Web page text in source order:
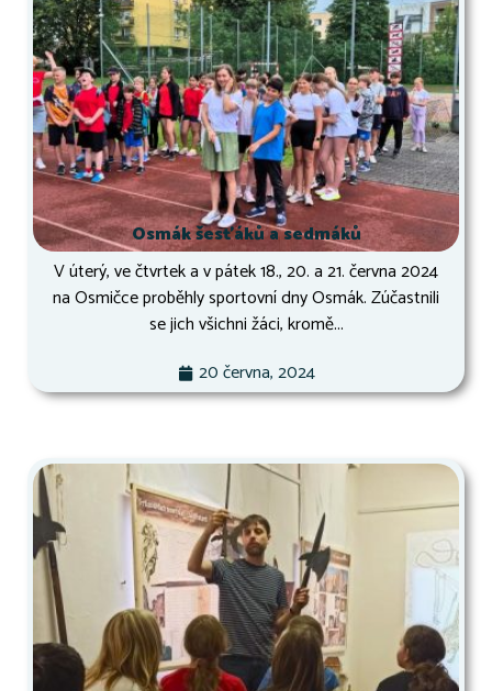
Osmák šesťáků a sedmáků
V úterý, ve čtvrtek a v pátek 18., 20. a 21. června 2024
na Osmičce proběhly sportovní dny Osmák. Zúčastnili
se jich všichni žáci, kromě...
20 června, 2024